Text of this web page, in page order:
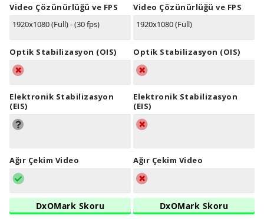
Video Çözünürlüğü ve FPS
1920x1080 (Full) - (30 fps)
Optik Stabilizasyon (OIS)
Elektronik Stabilizasyon
(EIS)
Ağır Çekim Video
DxOMark Skoru
Video Çözünürlüğü ve FPS
1920x1080 (Full)
Optik Stabilizasyon (OIS)
Elektronik Stabilizasyon
(EIS)
Ağır Çekim Video
DxOMark Skoru